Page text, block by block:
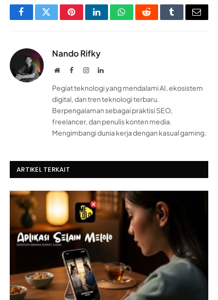
FacebookTwitterPinterestLinkedInWhatsAppRedditTumblrEmail
Nando Rifky
WebsiteFacebookInstagramLinkedIn
Pegiat teknologi yang mendalami AI, ekosistem
digital, dan tren teknologi terbaru.
Berpengalaman sebagai praktisi SEO,
freelancer, dan penulis konten media.
Mengimbangi dunia kerja dengan kasual gaming.
ARTIKEL TERKAIT